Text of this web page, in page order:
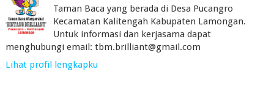
Taman Baca yang berada di Desa Pucangro
Kecamatan Kalitengah Kabupaten Lamongan.
Untuk informasi dan kerjasama dapat
menghubungi email: tbm.brilliant@gmail.com
Lihat profil lengkapku